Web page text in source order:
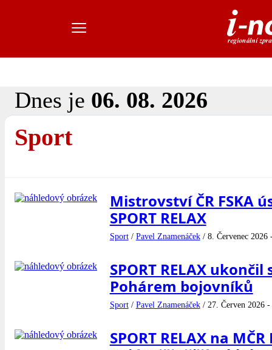
Dnes je 06. 08. 2026
Sport
Mistrovství ČR FSKA
SPORT RELAX
Sport/ Pavel Znamenáček/ 8. Červenec 2026
SPORT RELAX ukončil
Pohárem bojovníků
Sport/ Pavel Znamenáček/ 27. Červen 2026 -
SPORT RELAX na